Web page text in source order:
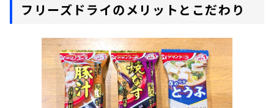
フリーズドライのメリットとこだわり